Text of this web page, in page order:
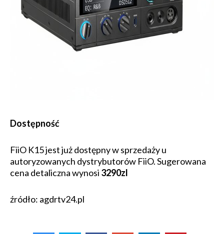
Dostępność
FiiO K15 jest już dostępny w sprzedaży u
autoryzowanych dystrybutorów FiiO. Sugerowana
cena detaliczna wynosi 3290zl
źródło: agdrtv24.pl